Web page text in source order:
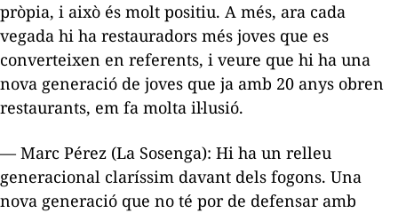
pròpia, i això és molt positiu. A més, ara cada
vegada hi ha restauradors més joves que es
converteixen en referents, i veure que hi ha una
nova generació de joves que ja amb 20 anys obren
restaurants, em fa molta il·lusió.
— Marc Pérez (La Sosenga): Hi ha un relleu
generacional claríssim davant dels fogons. Una
nova generació que no té por de defensar amb